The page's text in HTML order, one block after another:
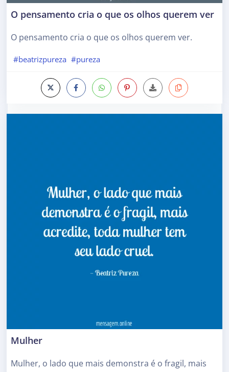
O pensamento cria o que os olhos querem ver
O pensamento cria o que os olhos querem ver.
#beatrizpureza #pureza
Mulher
Mulher, o lado que mais demonstra é o fragil, mais